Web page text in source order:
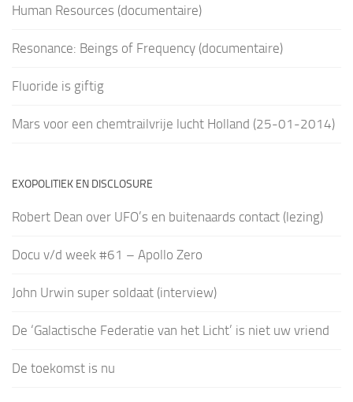
Human Resources (documentaire)
Resonance: Beings of Frequency (documentaire)
Fluoride is giftig
Mars voor een chemtrailvrije lucht Holland (25-01-2014)
EXOPOLITIEK EN DISCLOSURE
Robert Dean over UFO’s en buitenaards contact (lezing)
Docu v/d week #61 – Apollo Zero
John Urwin super soldaat (interview)
De ‘Galactische Federatie van het Licht’ is niet uw vriend
De toekomst is nu